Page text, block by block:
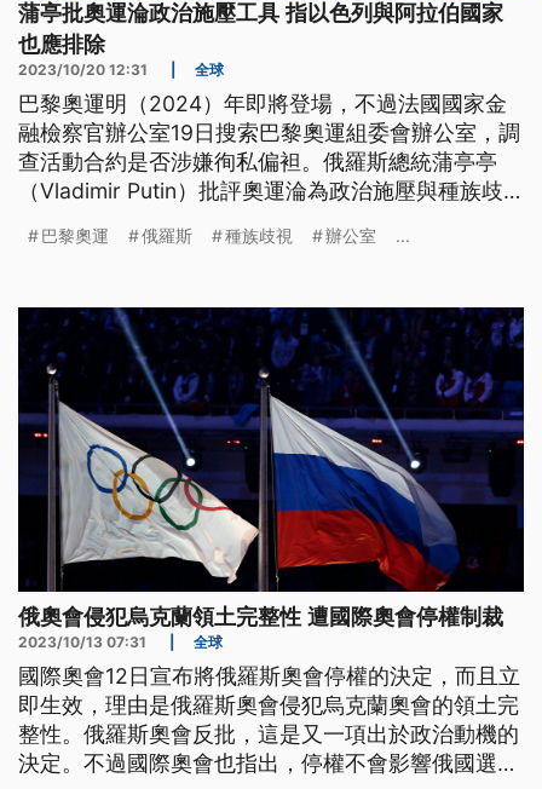
蒲亭批奧運淪政治施壓工具 指以色列與阿拉伯國家
也應排除
2023/10/20 12:31 全球
巴黎奧運明（2024）年即將登場，不過法國國家金
融檢察官辦公室19日搜索巴黎奧運組委會辦公室，調
查活動合約是否涉嫌徇私偏袒。俄羅斯總統蒲亭亭
（Vladimir Putin）批評奧運淪為政治施壓與種族歧
除在國際體育賽事之外。
巴黎奧運 俄羅斯 種族歧視 辦公室 ...
俄奧會侵犯烏克蘭領土完整性 遭國際奧會停權制裁
2023/10/13 07:31 全球
國際奧會12日宣布將俄羅斯奧會停權的決定，而且立
即生效，理由是俄羅斯奧會侵犯烏克蘭奧會的領土完
整性。俄羅斯奧會反批，這是又一項出於政治動機的
決定。不過國際奧會也指出，停權不會影響俄國選手